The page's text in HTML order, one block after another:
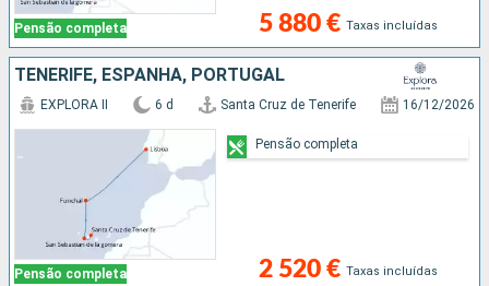
Pensão completa 5 880 € Taxas incluídas
TENERIFE, ESPANHA, PORTUGAL
Pensão completa
EXPLORA II 6 d Santa Cruz de Tenerife 16/12/2026
2 520 € Taxas incluídas
Pensão completa